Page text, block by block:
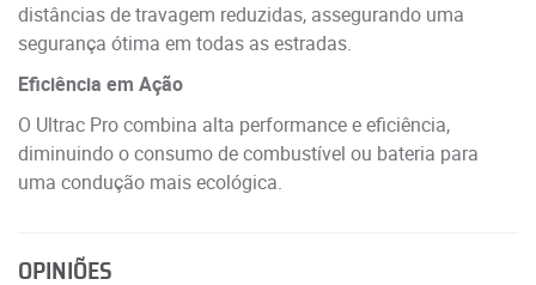
distâncias de travagem reduzidas, assegurando uma
segurança ótima em todas as estradas.
Eficiência em Ação
O Ultrac Pro combina alta performance e eficiência,
diminuindo o consumo de combustível ou bateria para
uma condução mais ecológica.
OPINIÕES